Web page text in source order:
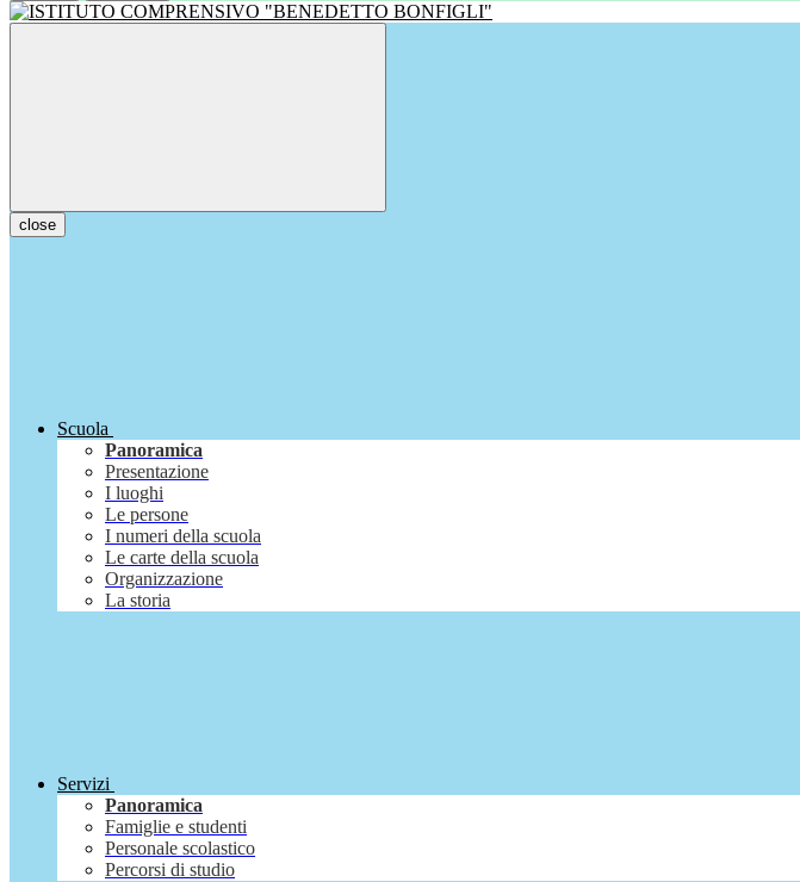
close
Scuola
Panoramica
Presentazione
I luoghi
Le persone
I numeri della scuola
Le carte della scuola
Organizzazione
La storia
Servizi
Panoramica
Famiglie e studenti
Personale scolastico
Percorsi di studio